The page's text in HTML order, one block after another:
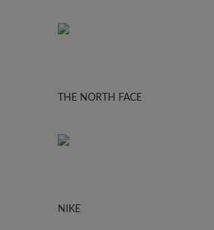
THE NORTH FACE
NIKE